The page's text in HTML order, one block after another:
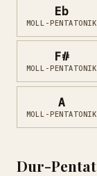
Eb
MOLL-PENTATONIK
F#
MOLL-PENTATONIK
A
MOLL-PENTATONIK
Dur-